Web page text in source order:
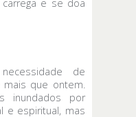
e se doa
de
que ontem.
inundados por
e espiritual, mas